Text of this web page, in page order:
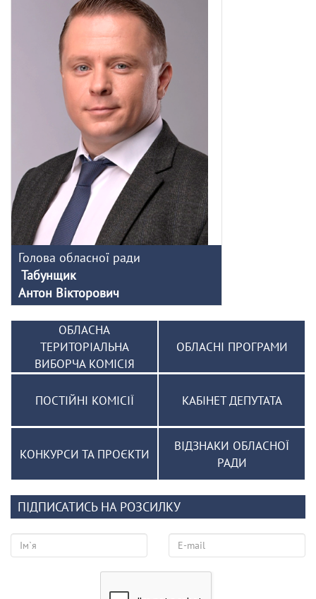
Голова обласної ради
Табунщик
Антон Вікторович
ОБЛАСНА
ТЕРИТОРІАЛЬНА
ВИБОРЧА КОМІСІЯ
ОБЛАСНІ ПРОГРАМИ
ПОСТІЙНІ КОМІСІЇ КАБІНЕТ ДЕПУТАТА
КОНКУРСИ ТА ПРОЄКТИ
ВІДЗНАКИ ОБЛАСНОЇ
РАДИ
ПІДПИСАТИСЬ НА РОЗСИЛКУ